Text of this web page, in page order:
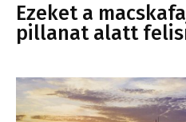
Ezeket a
pillanat alatt